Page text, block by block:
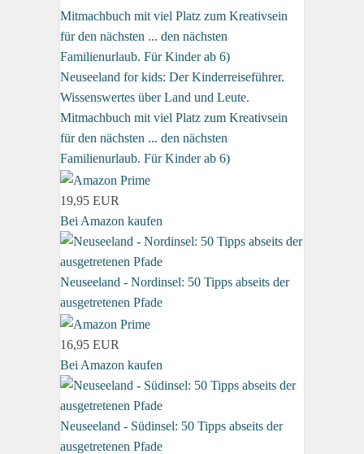
Neuseeland for kids: Der Kinderreiseführer.
Wissenswertes über Land und Leute.
Mitmachbuch mit viel Platz zum Kreativsein
für den nächsten ... den nächsten
Familienurlaub. Für Kinder ab 6)
19,95 EUR
Bei Amazon kaufen
Neuseeland - Nordinsel: 50 Tipps abseits der
ausgetretenen Pfade
16,95 EUR
Bei Amazon kaufen
Neuseeland - Südinsel: 50 Tipps abseits der
ausgetretenen Pfade